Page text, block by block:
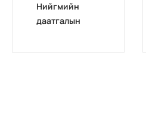
Нийгмийн
даатгалын